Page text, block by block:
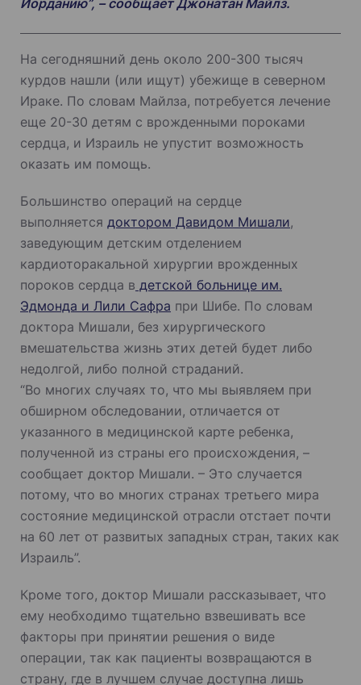
На сегодняшний день около 200-300 тысяч
курдов нашли (или ищут) убежище в северном
Ираке. По словам Майлза, потребуется лечение
еще 20-30 детям с врожденными пороками
сердца, и Израиль не упустит возможность
оказать им помощь.
Большинство операций на сердце
выполняется доктором Давидом Мишали,
заведующим детским отделением
кардиоторакальной хирургии врожденных
пороков сердца в детской больнице им.
Эдмонда и Лили Сафра при Шибе. По словам
доктора Мишали, без хирургического
вмешательства жизнь этих детей будет либо
недолгой, либо полной страданий.
“Во многих случаях то, что мы выявляем при
обширном обследовании, отличается от
указанного в медицинской карте ребенка,
полученной из страны его происхождения, –
сообщает доктор Мишали. – Это случается
потому, что во многих странах третьего мира
состояние медицинской отрасли отстает почти
на 60 лет от развитых западных стран, таких как
Израиль”.
Кроме того, доктор Мишали рассказывает, что
ему необходимо тщательно взвешивать все
факторы при принятии решения о виде
операции, так как пациенты возвращаются в
страну, где в лучшем случае доступна лишь